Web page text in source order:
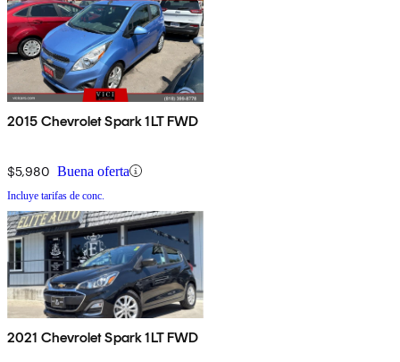
2015 Chevrolet Spark 1LT FWD
$5,980 Buena oferta
Incluye tarifas de conc.
2021 Chevrolet Spark 1LT FWD